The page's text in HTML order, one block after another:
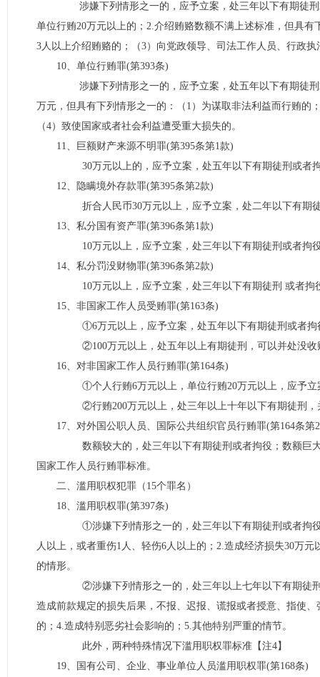
涉嫌下列情形之一的，应予立案，处三年以下有期徒刑
单位行贿20万元以上的；2.介绍贿赂数额不满上述标准，但具
3人以上介绍贿赂的；（3）向党政领导、司法工作人员、行政
10、单位行贿罪(第393条)
涉嫌下列情形之一的，应予立案，处五年以下有期徒刑
万元，但具有下列情形之一的：（1）为谋取非法利益而行贿的
（4）致使国家或者社会利益遭受重大损失的。
11、巨额财产来源不明罪(第395条第1款)
30万元以上的，应予立案，处五年以下有期徒刑或者
12、隐瞒境外存款罪(第395条第2款)
折合人民币30万元以上，应予立案，处二年以下有期
13、私分国有资产罪(第396条第1款)
10万元以上，应予立案，处三年以下有期徒刑或者拘
14、私分罚没财物罪(第396条第2款)
10万元以上，应予立案，处三年以下有期徒刑 或者拘
15、非国家工作人员受贿罪(第163条)
①6万元以上，应予立案，处五年以下有期徒刑或者拘
②100万元以上，处五年以上有期徒刑，可以并处没收
16、对非国家工作人员行贿罪(第164条)
①个人行贿6万元以上，单位行贿20万元以上，应予立
②行贿200万元以上，处三年以上十年以下有期徒刑，
17、对外国公职人员、国际公共组织官员行贿罪(第164条第
数额较大的，处三年以下有期徒刑或者拘役；数额巨大
国家工作人员行贿罪标准。
二、滥用职权犯罪（15个罪名）
18、滥用职权罪(第397条)
①涉嫌下列情形之一的，处三年以下有期徒刑或者拘役
人以上，或者重伤1人、轻伤6人以上的；2.造成经济损失30万
的情形。
②涉嫌下列情形之一的，处三年以上七年以下有期徒刑
造成前款规定的损失后果，不报、迟报、谎报或者授意、指使
的；4.造成特别恶劣社会影响的；5.其他特别严重的情节。
此外，两种特殊情况下滥用职权罪标准【注4】
19、国有公司、企业、事业单位人员滥用职权罪(第168条)